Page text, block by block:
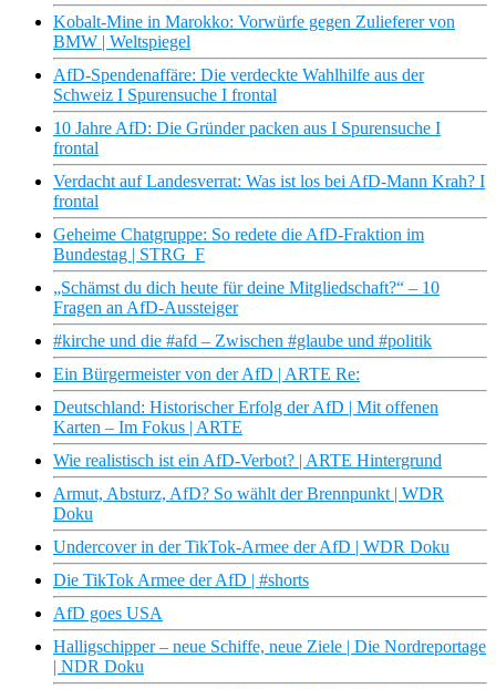
Kobalt-Mine in Marokko: Vorwürfe gegen Zulieferer von
BMW | Weltspiegel
AfD-Spendenaffäre: Die verdeckte Wahlhilfe aus der
Schweiz I Spurensuche I frontal
10 Jahre AfD: Die Gründer packen aus I Spurensuche I
frontal
Verdacht auf Landesverrat: Was ist los bei AfD-Mann Krah? I
frontal
Geheime Chatgruppe: So redete die AfD-Fraktion im
Bundestag | STRG_F
„Schämst du dich heute für deine Mitgliedschaft?“ – 10
Fragen an AfD-Aussteiger
#kirche und die #afd – Zwischen #glaube und #politik
Ein Bürgermeister von der AfD | ARTE Re:
Deutschland: Historischer Erfolg der AfD | Mit offenen
Karten – Im Fokus | ARTE
Wie realistisch ist ein AfD-Verbot? | ARTE Hintergrund
Armut, Absturz, AfD? So wählt der Brennpunkt | WDR
Doku
Undercover in der TikTok-Armee der AfD | WDR Doku
Die TikTok Armee der AfD | #shorts
AfD goes USA
Halligschipper – neue Schiffe, neue Ziele | Die Nordreportage
| NDR Doku